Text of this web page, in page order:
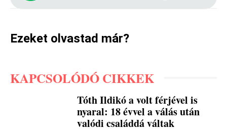
Ezeket olvastad már?
KAPCSOLÓDÓ CIKKEK
Tóth Ildikó a volt férjével is
nyaral: 18 évvel a válás után
valódi családdá váltak